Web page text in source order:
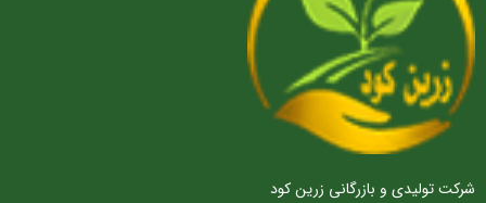
شرکت تولیدی و بازرگانی زرین کود